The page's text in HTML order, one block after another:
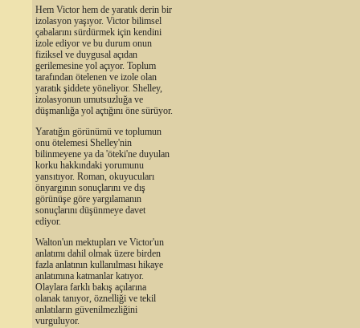
Hem Victor hem de yaratık derin bir
izolasyon yaşıyor. Victor bilimsel
çabalarını sürdürmek için kendini
izole ediyor ve bu durum onun
fiziksel ve duygusal açıdan
gerilemesine yol açıyor. Toplum
tarafından ötelenen ve izole olan
yaratık şiddete yöneliyor. Shelley,
izolasyonun umutsuzluğa ve
düşmanlığa yol açtığını öne sürüyor.
Yaratığın görünümü ve toplumun
onu ötelemesi Shelley'nin
bilinmeyene ya da 'öteki'ne duyulan
korku hakkındaki yorumunu
yansıtıyor. Roman, okuyucuları
önyargının sonuçlarını ve dış
görünüşe göre yargılamanın
sonuçlarını düşünmeye davet
ediyor.
Walton'un mektupları ve Victor'un
anlatımı dahil olmak üzere birden
fazla anlatının kullanılması hikaye
anlatımına katmanlar katıyor.
Olaylara farklı bakış açılarına
olanak tanıyor, öznelliği ve tekil
anlatıların güvenilmezliğini
vurguluyor.